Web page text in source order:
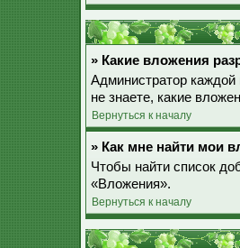
» Какие вложения
Администратор
не знаете, какие
Вернуться к началу
» Как мне найти мои
Чтобы найти список
«Вложения».
Вернуться к началу